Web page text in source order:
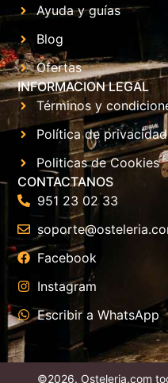
Ayuda y guías
Blog
Ofertas
INFORMACION LEGAL
Términos y
Política de privacidad
Politicas de Cookies
CONTACTANOS
951 23 02 33
Facebook
Instagram
Escribir a WhatsApp
©2026. Osteleria.com